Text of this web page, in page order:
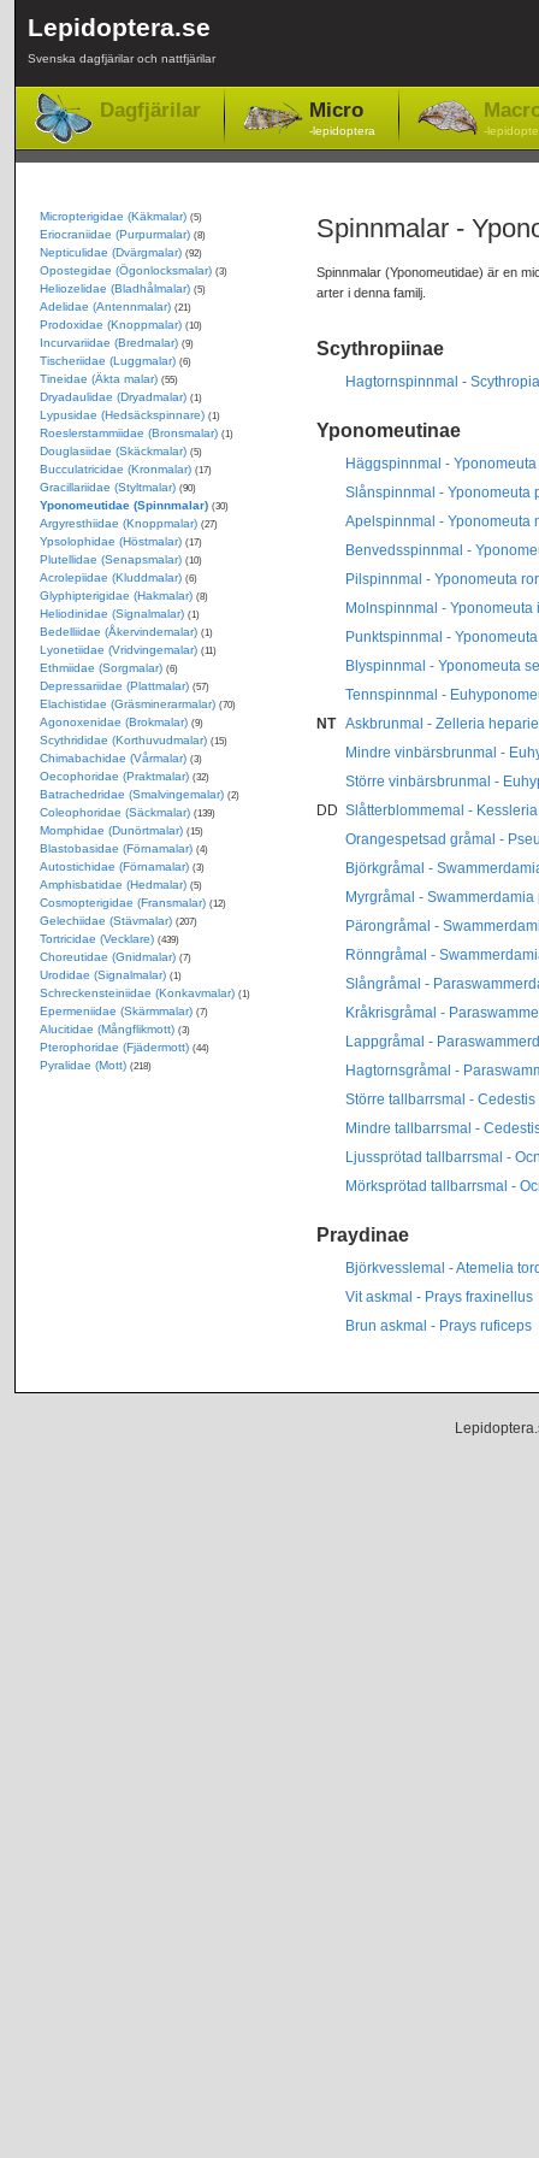
Lepidoptera.se
Svenska dagfjärilar och nattfjärilar
Dagfjärilar Micro
-lepidoptera -
Spinnmalar -
Spinnmalar (Yponomeutidae) är en
arter i denna familj.
Scythropiinae
Hagtornspinnmal -
Yponomeutinae
Häggspinnmal -
Slånspinnmal - Yponomeuta
Apelspinnmal - Yponomeuta
Benvedsspinnmal -
Pilspinnmal - Yponomeuta
Molnspinnmal - Yponomeuta
Punktspinnmal -
Blyspinnmal - Yponomeuta
Tennspinnmal -
NT
Askbrunmal - Zelleria
Mindre vinbärsbrunmal -
Större vinbärsbrunmal -
DD Slåtterblommemal -
Orangespetsad gråmal -
Björkgråmal -
Myrgråmal -
Pärongråmal -
Rönngråmal -
Slångråmal -
Kråkrisgråmal -
Lappgråmal -
Hagtornsgråmal -
Större tallbarrsmal -
Mindre tallbarrsmal -
Ljussprötad tallbarrsmal -
Mörksprötad tallbarrsmal -
Praydinae
Björkvesslemal - Atemelia
Vit askmal - Prays fraxinellus
Brun askmal - Prays ruficeps
Micropterigidae (Käkmalar) (5)
Eriocraniidae (Purpurmalar) (8)
Nepticulidae (Dvärgmalar) (92)
Opostegidae (Ögonlocksmalar) (3)
Heliozelidae (Bladhålmalar) (5)
Adelidae (Antennmalar) (21)
Prodoxidae (Knoppmalar) (10)
Incurvariidae (Bredmalar) (9)
Tischeriidae (Luggmalar) (6)
Tineidae (Äkta malar) (55)
Dryadaulidae (Dryadmalar) (1)
Lypusidae (Hedsäckspinnare) (1)
Roeslerstammiidae (Bronsmalar) (1)
Douglasiidae (Skäckmalar) (5)
Bucculatricidae (Kronmalar) (17)
Gracillariidae (Styltmalar) (90)
Yponomeutidae (Spinnmalar) (30)
Argyresthiidae (Knoppmalar) (27)
Ypsolophidae (Höstmalar) (17)
Plutellidae (Senapsmalar) (10)
Acrolepiidae (Kluddmalar) (6)
Glyphipterigidae (Hakmalar) (8)
Heliodinidae (Signalmalar) (1)
Bedelliidae (Åkervindemalar) (1)
Lyonetiidae (Vridvingemalar) (11)
Ethmiidae (Sorgmalar) (6)
Depressariidae (Plattmalar) (57)
Elachistidae (Gräsminerarmalar) (70)
Agonoxenidae (Brokmalar) (9)
Scythrididae (Korthuvudmalar) (15)
Chimabachidae (Vårmalar) (3)
Oecophoridae (Praktmalar) (32)
Batrachedridae (Smalvingemalar) (2)
Coleophoridae (Säckmalar) (139)
Momphidae (Dunörtmalar) (15)
Blastobasidae (Förnamalar) (4)
Autostichidae (Förnamalar) (3)
Amphisbatidae (Hedmalar) (5)
Cosmopterigidae (Fransmalar) (12)
Gelechiidae (Stävmalar) (207)
Tortricidae (Vecklare) (439)
Choreutidae (Gnidmalar) (7)
Urodidae (Signalmalar) (1)
Schreckensteiniidae (Konkavmalar) (1)
Epermeniidae (Skärmmalar) (7)
Alucitidae (Mångflikmott) (3)
Pterophoridae (Fjädermott) (44)
Pyralidae (Mott) (218)